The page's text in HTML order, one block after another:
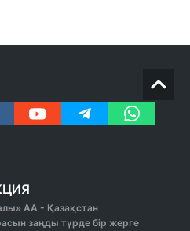
АА - Қазақстан
заңды түрде бір жерге